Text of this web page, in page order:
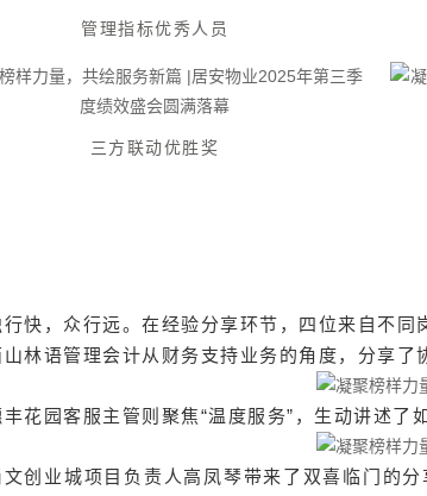
管理指标优秀人员
三方联动优胜奖
行快，众行远。在经验分享环节，四位来自不同
山林语管理会计从财务支持业务的角度，分享了
丰花园客服主管则聚焦“温度服务”，生动讲述了
文创业城项目负责人高凤琴带来了双喜临门的